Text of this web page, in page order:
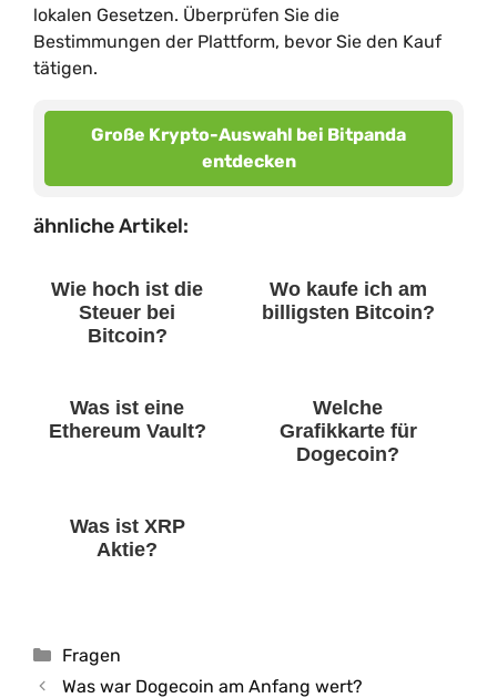
lokalen Gesetzen. Überprüfen Sie die
Bestimmungen der Plattform, bevor Sie den Kauf
tätigen.
Große Krypto-Auswahl bei Bitpanda
entdecken
ähnliche Artikel:
Wie hoch ist die
Steuer bei
Bitcoin?
Wo kaufe ich am
billigsten Bitcoin?
Was ist eine
Ethereum Vault?
Welche
Grafikkarte für
Dogecoin?
Was ist XRP
Aktie?
Kategorien
Fragen
Was war Dogecoin am Anfang wert?